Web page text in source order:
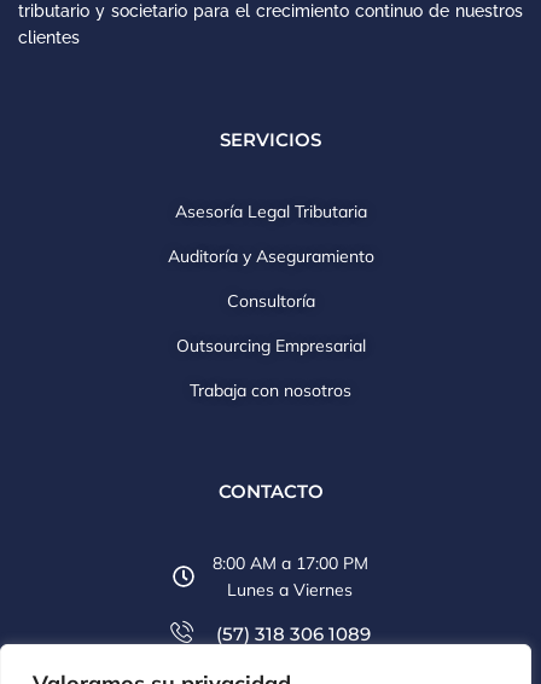
tributario y societario para el crecimiento continuo de nuestros
clientes
SERVICIOS
Asesoría Legal Tributaria
Auditoría y Aseguramiento
Consultoría
Outsourcing Empresarial
Trabaja con nosotros
CONTACTO
8:00 AM a 17:00 PM
Lunes a Viernes
(57) 318 306 1089